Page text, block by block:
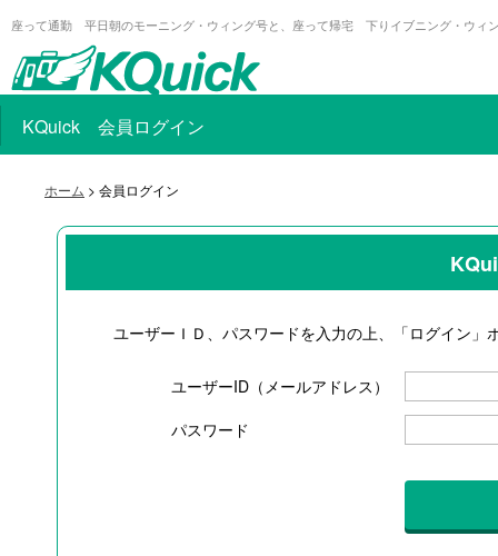
座って通勤 平日朝のモーニング・ウィング号と、座って帰宅 下りイブニング・ウィ
KQuick 会員ログイン
ホーム > 会員ログイン
ユーザーＩＤ、パスワードを入力の上、「ログイン」
ユーザーID（メールアドレス）
パスワード